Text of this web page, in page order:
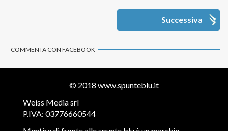
Successiva
COMMENTA CON FACEBOOK
© 2018 www.spunteblu.it
Weiss Media srl
P.IVA: 03776660544